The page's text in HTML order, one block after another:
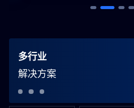
多行业
解决方案